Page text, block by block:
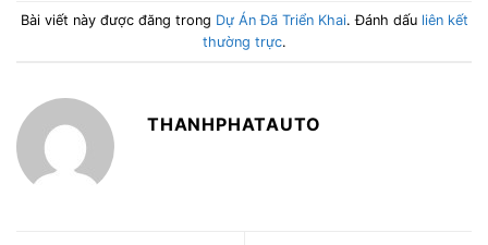
Bài viết này được đăng trong Dự Án Đã Triển Khai. Đánh dấu liên kết
thường trực.
THANHPHATAUTO